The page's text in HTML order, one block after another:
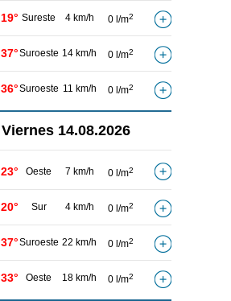
19° Sureste 4 km/h 0 l/m2
37°Suroeste 14 km/h 0 l/m2
36°Suroeste 11 km/h 0 l/m2
Viernes 14.08.2026
23° Oeste 7 km/h 0 l/m2
20° Sur 4 km/h 0 l/m2
37°Suroeste 22 km/h 0 l/m2
33° Oeste 18 km/h 0 l/m2